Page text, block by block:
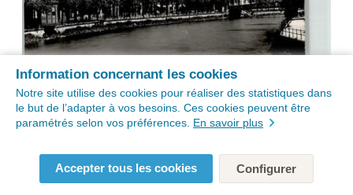
Information concernant les cookies
Notre site utilise des cookies pour réaliser des statistiques dans
le but de l’adapter à vos besoins. Ces cookies peuvent être
paramétrés selon vos préférences. En savoir plus
Accepter tous les cookies Configurer